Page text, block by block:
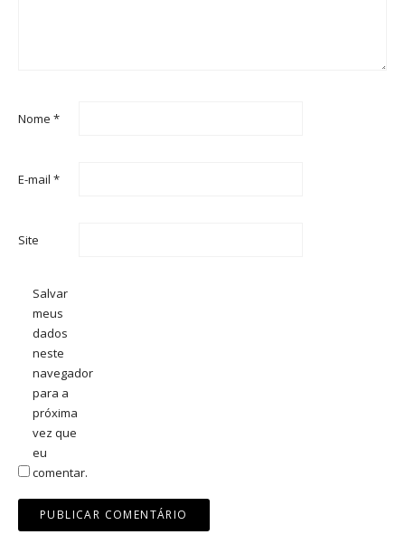
Nome *
E-mail *
Site
Salvar
meus
dados
neste
navegador
para a
próxima
vez que
eu
comentar.